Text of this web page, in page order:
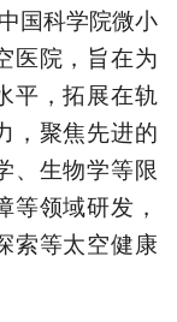
国科学院微小
医院，旨在为
平，拓展在轨
，聚焦先进的
、生物学等限
领域研发，
索等太空健康